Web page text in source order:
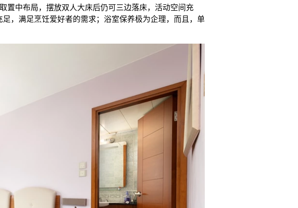
置中布局，摆放双人大床后仍可三边落床，活动空间充
，满足烹饪爱好者的需求；浴室保养极为企理，而且，单